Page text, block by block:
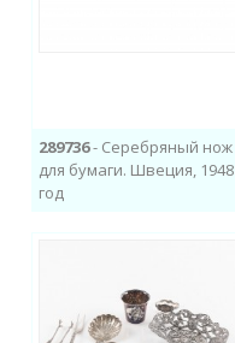
289736- Серебряный нож
для бумаги. Швеция, 1948
год